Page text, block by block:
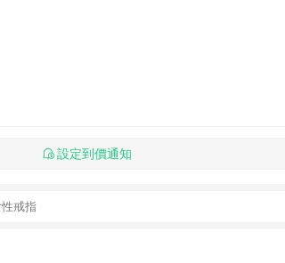
設定到價通知
戒指